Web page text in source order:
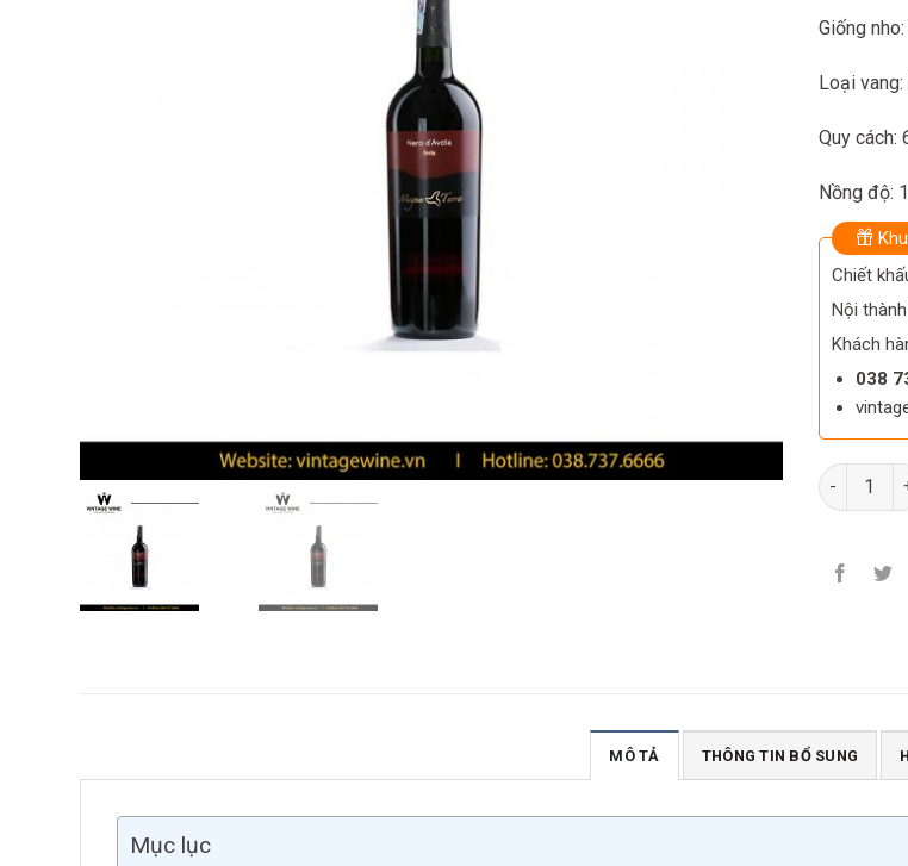
Giống
Loại
Quy cách:
Nồng độ:
Chiết
Nội
Khách
038
Rượu
MÔ TẢ THÔNG TIN BỔ SUNG
Mục lục